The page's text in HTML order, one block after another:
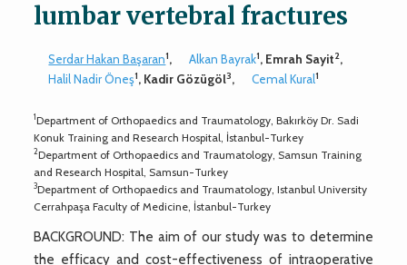
lumbar vertebral fractures
Serdar Hakan Başaran1, Alkan Bayrak1, Emrah Sayit2,
Halil Nadir Öneş1, Kadir Gözügöl3, Cemal Kural1
1Department of Orthopaedics and Traumatology, Bakırköy Dr. Sadi
Konuk Training and Research Hospital, İstanbul-Turkey
2Department of Orthopaedics and Traumatology, Samsun Training
and Research Hospital, Samsun-Turkey
3Department of Orthopaedics and Traumatology, Istanbul University
Cerrahpaşa Faculty of Medicine, İstanbul-Turkey
BACKGROUND: The aim of our study was to determine
the efficacy and cost-effectiveness of intraoperative